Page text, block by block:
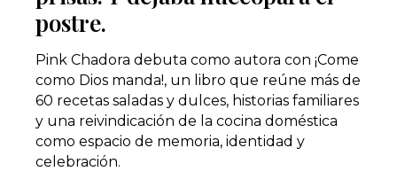
postre.
Pink Chadora debuta como autora con ¡Come
como Dios manda!, un libro que reúne más de
60 recetas saladas y dulces, historias familiares
y una reivindicación de la cocina doméstica
como espacio de memoria, identidad y
celebración.